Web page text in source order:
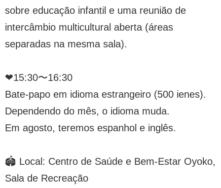
sobre educação infantil e uma reunião de
intercâmbio multicultural aberta (áreas
separadas na mesma sala).
❤︎15:30〜16:30
Bate-papo em idioma estrangeiro (500 ienes).
Dependendo do mês, o idioma muda.
Em agosto, teremos espanhol e inglês.
🏟️ Local: Centro de Saúde e Bem-Estar Oyoko,
Sala de Recreação